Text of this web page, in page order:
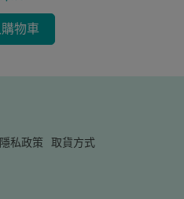
物車
隱私政策 取貨方式